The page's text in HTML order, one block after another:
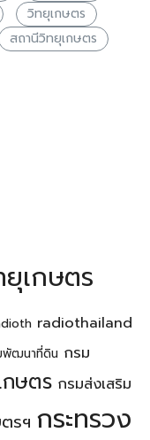
วิทยุเกษตร
สถานีวิทยุเกษตร
เกษตร
radiothailand
พัฒนาที่ดิน กรม
กษตร กรมส่งเสริม
รฯ กระทรวง